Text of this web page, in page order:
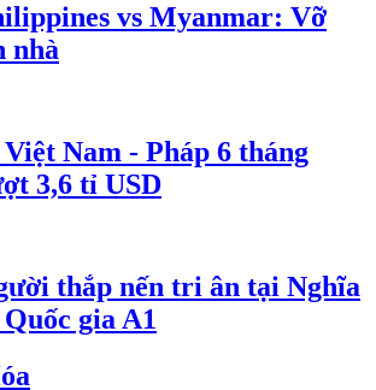
vs Myanmar: Vỡ
nhà
Nam - Pháp 6 tháng
3,6 tỉ USD
thắp nến tri ân tại Nghĩa
gia A1